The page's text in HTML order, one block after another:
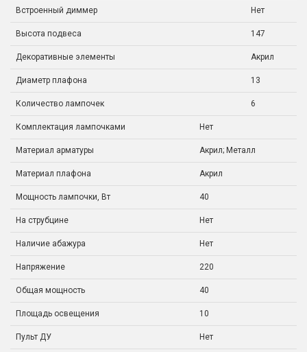
Встроенный диммер Нет
Высота подвеса 147
Декоративные элементы Акрил
Диаметр плафона 13
Количество лампочек 6
Комплектация лампочками Нет
Материал арматуры Акрил; Металл
Материал плафона Акрил
Мощность лампочки, Вт 40
На струбцине Нет
Наличие абажура Нет
Напряжение 220
Общая мощность 40
Площадь освещения 10
Пульт ДУ Нет